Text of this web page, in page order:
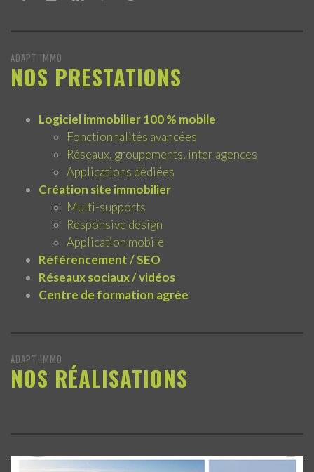
ADAPT IMMO
NOS PRESTATIONS
Logiciel immobilier 100 % mobile
Fonctionnalités avancées
Réseaux, groupements, inter agences
Applications dédiées
Création site immobilier
Multi-supports
Responsive design
Application mobile
Référencement / SEO
Réseaux sociaux / vidéos
Centre de formation agrée
ADAPT IMMO
NOS RÉALISATIONS